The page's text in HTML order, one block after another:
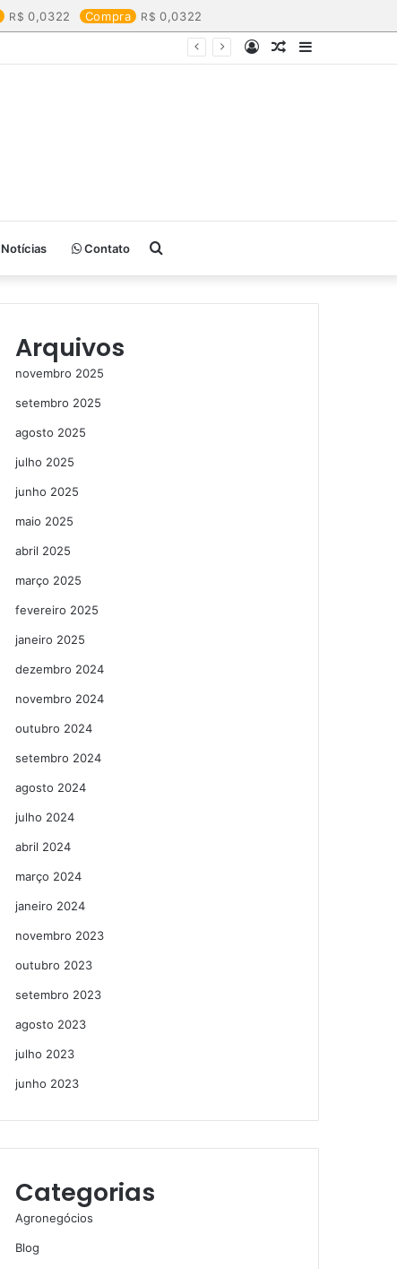
0,0322 Compra 0,0322
Barra
Artigo
Entrar
Notícias Contato Procurar
por
Arquivos
novembro 2025
setembro 2025
agosto 2025
julho 2025
junho 2025
maio 2025
abril 2025
março 2025
fevereiro 2025
janeiro 2025
dezembro 2024
novembro 2024
outubro 2024
setembro 2024
agosto 2024
julho 2024
abril 2024
março 2024
janeiro 2024
novembro 2023
outubro 2023
setembro 2023
agosto 2023
julho 2023
junho 2023
Categorias
Agronegócios
Blog